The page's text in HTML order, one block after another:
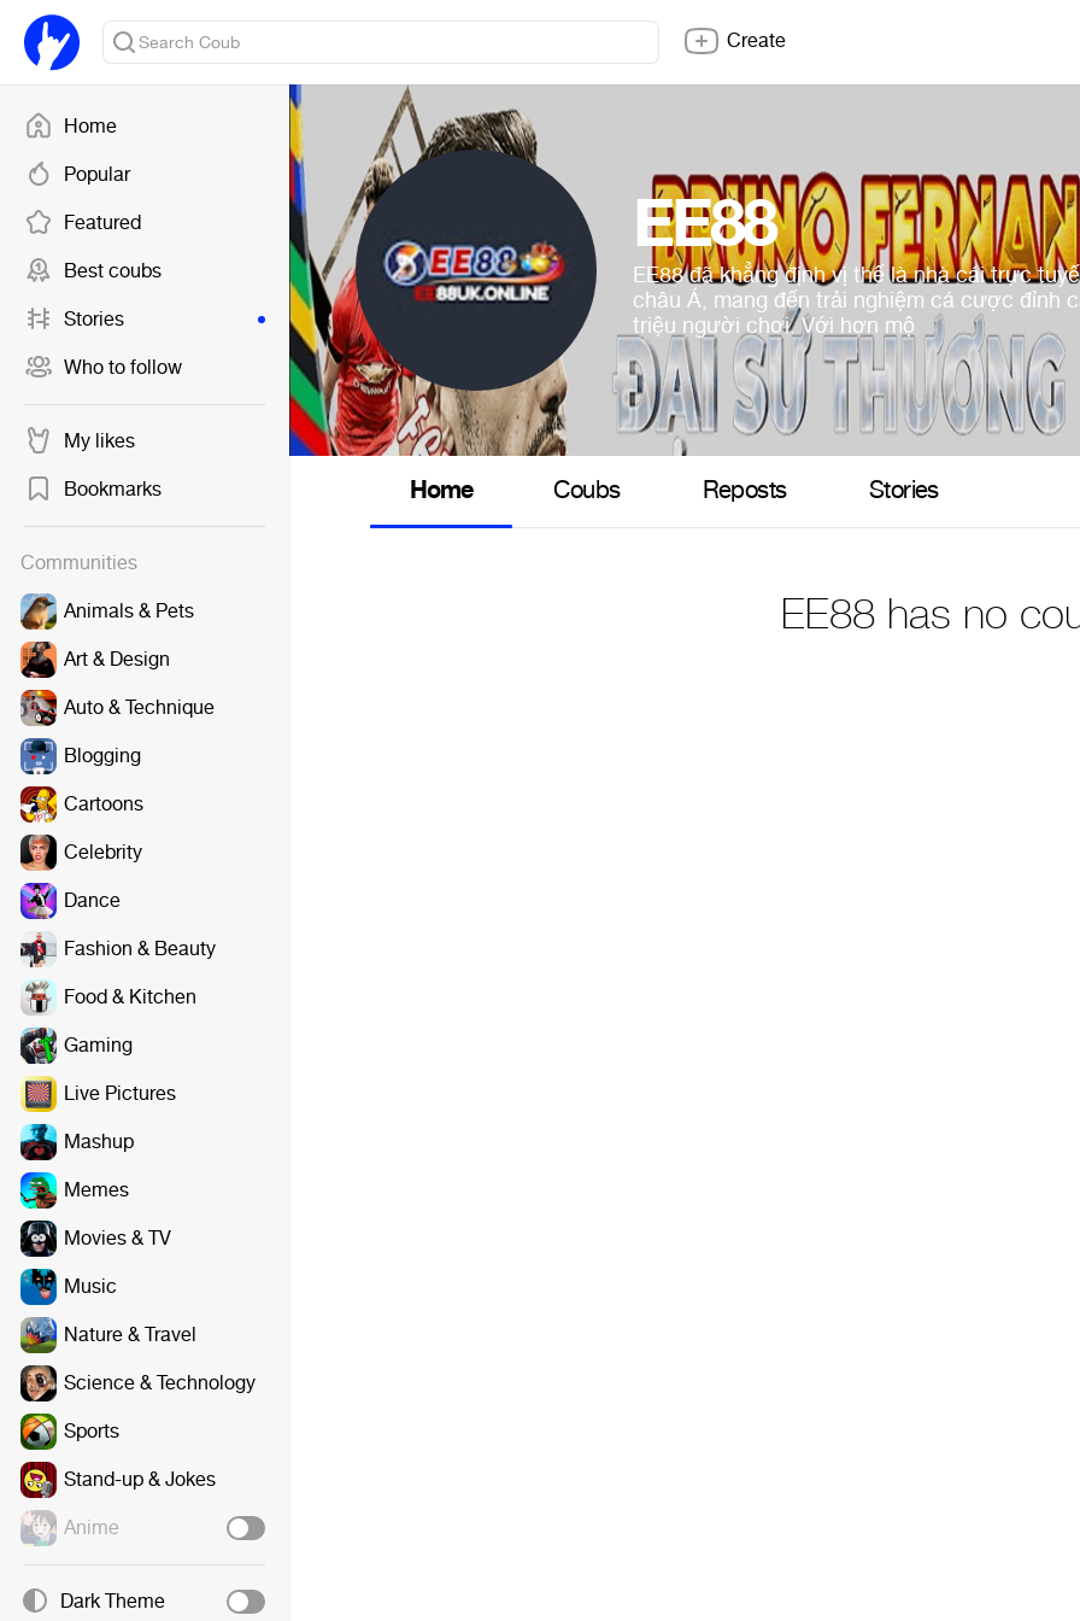
Home
Popular
Featured
Best coubs
Stories
Who to follow
My likes
Bookmarks
Communities
Animals & Pets
Art & Design
Auto & Technique
Blogging
Cartoons
Celebrity
Dance
Fashion & Beauty
Food & Kitchen
Gaming
Live Pictures
Mashup
Memes
Movies & TV
Music
Nature & Travel
Science & Technology
Sports
Stand-up & Jokes
Anime
Dark Theme
Create
EE88
EE88 đã khẳng định vị thế là nhà cái trực
châu Á, mang đến trải nghiệm cá cược đỉnh
triệu người chơi. Với hơn mộ
Home Coubs Reposts Stories
EE88 has no